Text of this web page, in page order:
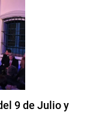
9 de Julio y